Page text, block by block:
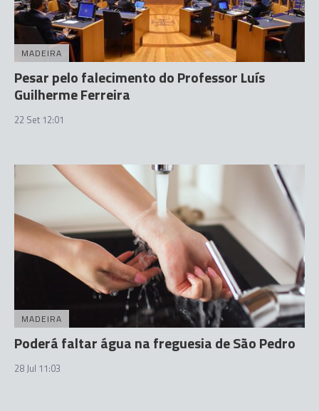
MADEIRA
Pesar pelo falecimento do Professor Luís
Guilherme Ferreira
22 Set 12:01
MADEIRA
Poderá faltar água na freguesia de São Pedro
28 Jul 11:03